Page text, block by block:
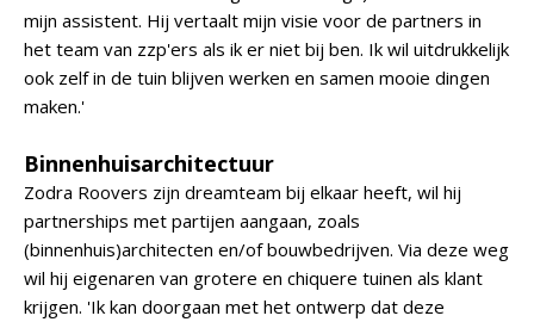
mijn assistent. Hij vertaalt mijn visie voor de partners in
het team van zzp'ers als ik er niet bij ben. Ik wil uitdrukkelijk
ook zelf in de tuin blijven werken en samen mooie dingen
maken.'
Binnenhuisarchitectuur
Zodra Roovers zijn dreamteam bij elkaar heeft, wil hij
partnerships met partijen aangaan, zoals
(binnenhuis)architecten en/of bouwbedrijven. Via deze weg
wil hij eigenaren van grotere en chiquere tuinen als klant
krijgen. 'Ik kan doorgaan met het ontwerp dat deze